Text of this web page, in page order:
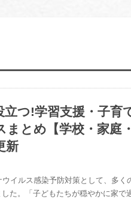
立つ!学習支援・子育
まとめ【学校・家庭
新
イルス感染予防対策として、多く
た。「子どもたちが穏やかに家で